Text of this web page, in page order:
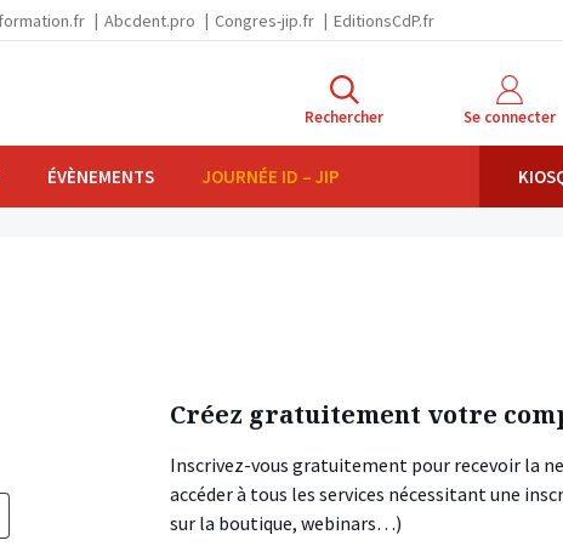
Abcdent.pro Congres-jip.fr EditionsCdP.fr
Rechercher Se connecter
ÉVÈNEMENTS JOURNÉE ID – JIP
Créez gratuitement votre
Inscrivez-vous gratuitement pour recevoir la
accéder à tous les services nécessitant une
sur la boutique, webinars…)